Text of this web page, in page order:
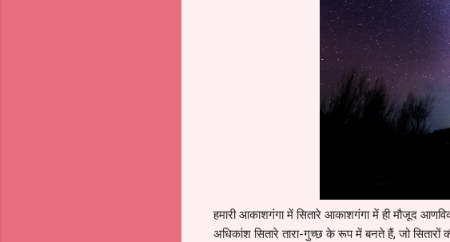
हमारी आकाशगंगा में सितारे आकाशगंगा में ही मौजूद
अधिकांश सितारे तारा-गुच्छ के रूप में बनते हैं, जो सितारों